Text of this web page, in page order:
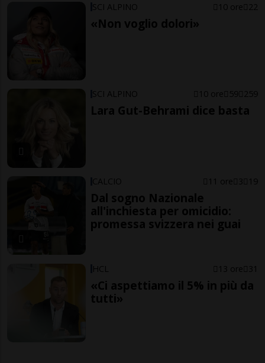
SCI ALPINO 10 ore 22
«Non voglio dolori»
SCI ALPINO 10 ore 59 259
Lara Gut-Behrami dice basta
CALCIO 11 ore 3 19
Dal sogno Nazionale
all'inchiesta per omicidio:
promessa svizzera nei guai
HCL 13 ore 31
«Ci aspettiamo il 5% in più da
tutti»